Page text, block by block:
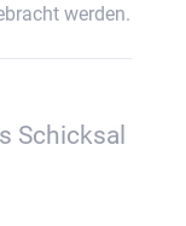
werden.
Schicksal